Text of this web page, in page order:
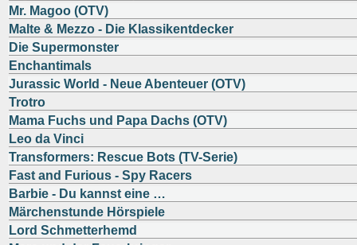
Mr. Magoo (OTV)
Malte & Mezzo - Die Klassikentdecker
Die Supermonster
Enchantimals
Jurassic World - Neue Abenteuer (OTV)
Trotro
Mama Fuchs und Papa Dachs (OTV)
Leo da Vinci
Transformers: Rescue Bots (TV-Serie)
Fast and Furious - Spy Racers
Barbie - Du kannst eine …
Märchenstunde Hörspiele
Lord Schmetterhemd